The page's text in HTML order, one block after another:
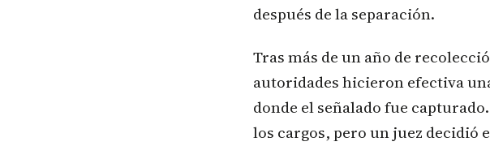
después de la separación.
Tras más de un año de
autoridades hicieron efectiva
donde el señalado fue
los cargos, pero un juez decidió